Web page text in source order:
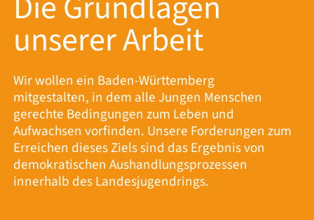
unserer Arbeit
Wir wollen ein Baden-Württemberg
mitgestalten, in dem alle Jungen Menschen
gerechte Bedingungen zum Leben und
Aufwachsen vorfinden. Unsere Forderungen zum
Erreichen dieses Ziels sind das Ergebnis von
demokratischen Aushandlungsprozessen
innerhalb des Landesjugendrings.